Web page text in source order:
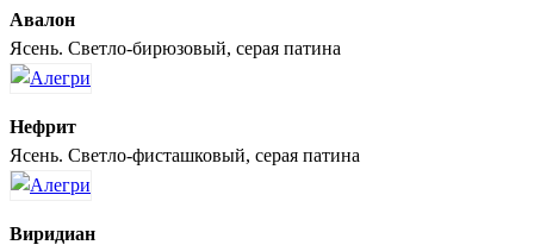
Авалон
Ясень. Светло-бирюзовый, серая патина
Нефрит
Ясень. Светло-фисташковый, серая патина
Виридиан